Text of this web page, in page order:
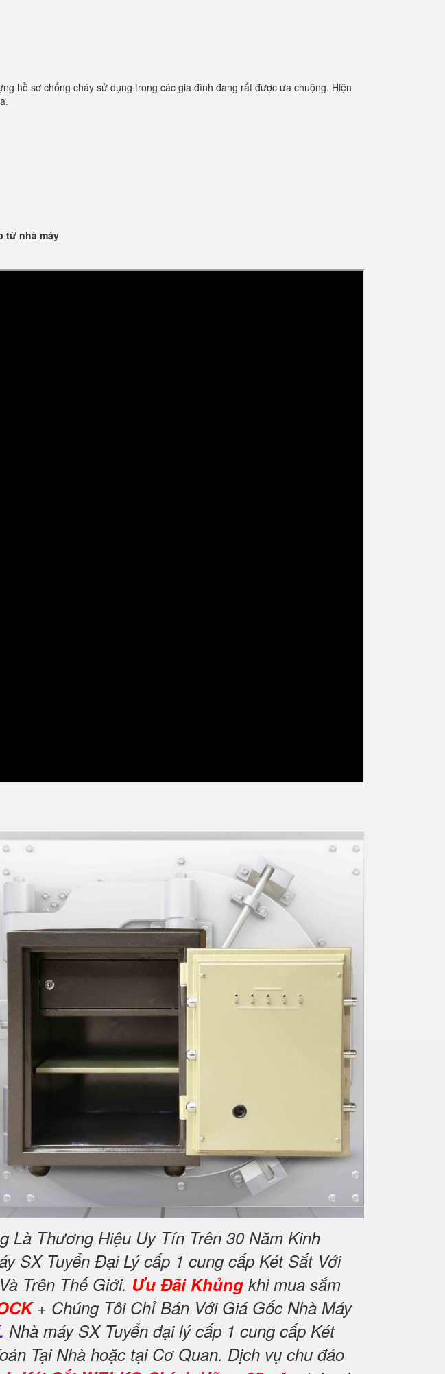
hồ sơ chống cháy sử dụng trong các gia đình đang rất được ưa chuộng. Hiện
từ nhà máy
Là Thương Hiệu Uy Tín Trên 30 Năm Kinh
SX Tuyển Đại Lý cấp 1 cung cấp Két Sắt Với
Trên Thế Giới. Ưu Đãi Khủng khi mua sắm
+ Chúng Tôi Chỉ Bán Với Giá Gốc Nhà Máy
Nhà máy SX Tuyển đại lý cấp 1 cung cấp Két
Tại Nhà hoặc tại Cơ Quan. Dịch vụ chu đáo